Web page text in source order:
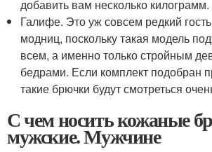
добавить вам несколько килограмм.
Галифе. Это уж совсем редкий
модниц, поскольку такая модель
всем, а именно только стройным
бедрами. Если комплект подобран
такие брючки будут смотреться
С чем носить кожаные
мужские. Мужчине